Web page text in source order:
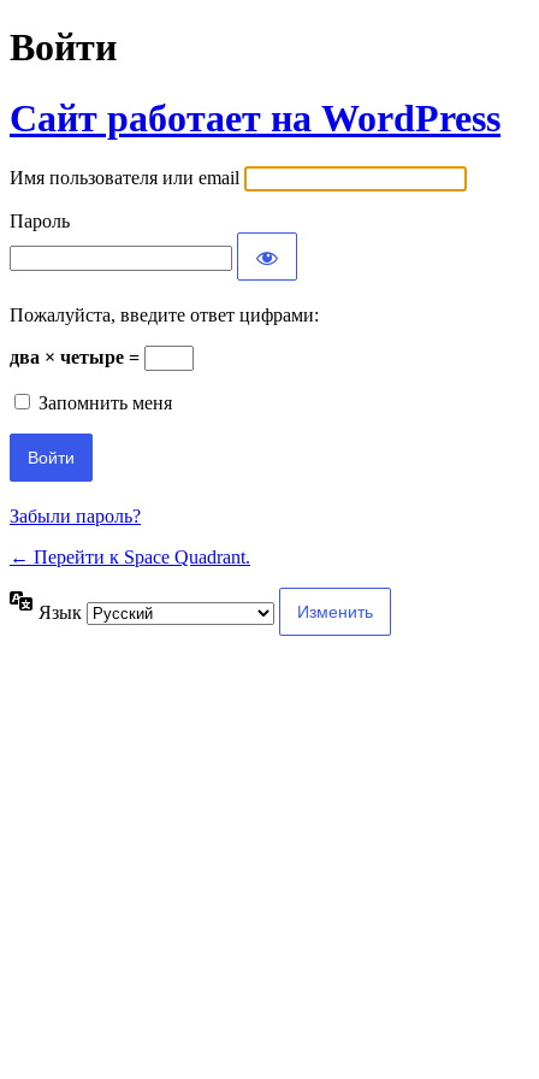
Войти
Сайт работает на WordPress
Имя пользователя или email
Пароль
Пожалуйста, введите ответ цифрами:
два × четыре =
Запомнить меня
Забыли пароль?
← Перейти к Space Quadrant.
Язык